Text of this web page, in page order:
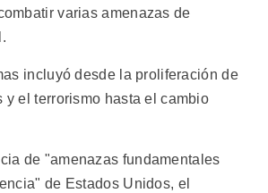
varias amenazas de
incluyó desde la proliferación de
y el terrorismo hasta el cambio
de "amenazas fundamentales
de Estados Unidos, el